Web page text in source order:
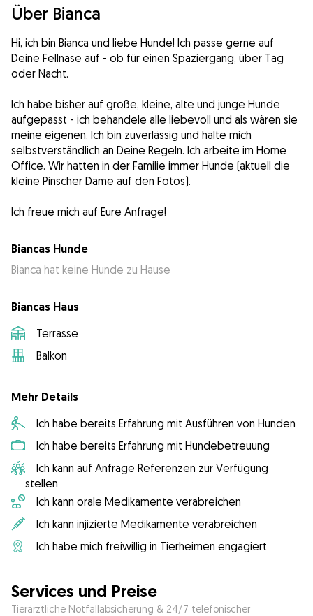
Über Bianca
Hi, ich bin Bianca und liebe Hunde! Ich passe gerne auf
Deine Fellnase auf - ob für einen Spaziergang, über Tag
oder Nacht.
Ich habe bisher auf große, kleine, alte und junge Hunde
aufgepasst - ich behandele alle liebevoll und als wären sie
meine eigenen. Ich bin zuverlässig und halte mich
selbstverständlich an Deine Regeln. Ich arbeite im Home
Office. Wir hatten in der Familie immer Hunde (aktuell die
kleine Pinscher Dame auf den Fotos).
Ich freue mich auf Eure Anfrage!
Biancas Hunde
Bianca hat keine Hunde zu Hause
Biancas Haus
Terrasse
Balkon
Mehr Details
Ich habe bereits Erfahrung mit Ausführen von Hunden
Ich habe bereits Erfahrung mit Hundebetreuung
Ich kann auf Anfrage Referenzen zur Verfügung
stellen
Ich kann orale Medikamente verabreichen
Ich kann injizierte Medikamente verabreichen
Ich habe mich freiwillig in Tierheimen engagiert
Services und Preise
Tierärztliche Notfallabsicherung & 24/7 telefonischer